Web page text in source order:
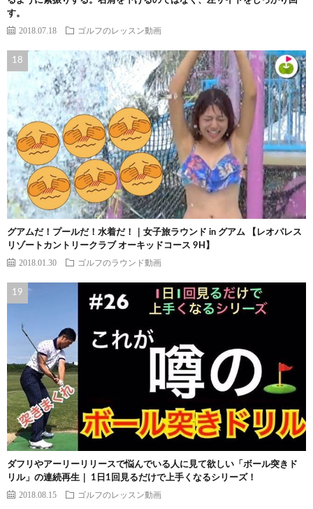
す。
2018.07.18 ゴルフのレッスン動画
グアムだ！プールだ！水着だ！｜女子旅ラウンド in グアム 【レオパレス
リゾートカントリークラブ オーキッドコース 9H】
2018.01.30 ゴルフのラウンド動画
ダフリやアーリーリリースで悩んでいる人に見て欲しい「ボール突きド
リル」の連続再生｜ 1日1回見るだけで上手くなるシリーズ！
2018.08.15 ゴルフのレッスン動画